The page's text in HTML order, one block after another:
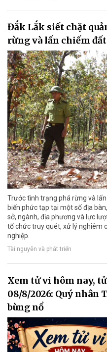
Đắk Lắk siết chặt
rừng và lấn chiếm
Trước tình trạng phá rừng và
biến phức tạp tại một số địa
sở, ngành, địa phương và lực
tổ chức truy quét, xử lý nghiêm
nghiệp.
Tài nguyên và phát triển
Xem tử vi hôm nay,
08/8/2026: Quý nhân
bùng nổ